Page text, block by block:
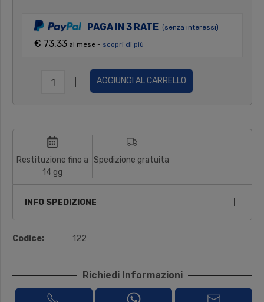
PAGA IN 3 RATE (senza interessi)
€ 73,33 al mese - scopri di più
AGGIUNGI AL CARRELLO
Restituzione fino a
14 gg
Spedizione gratuita
INFO SPEDIZIONE
Codice: 122
Richiedi Informazioni